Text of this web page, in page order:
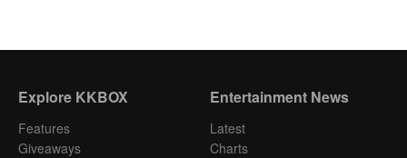
Explore KKBOX
Features
Giveaways
Entertainment News
Latest
Charts